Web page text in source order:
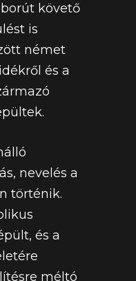
követő
is
német
és a
nevelés a
történik.
és a
méltó